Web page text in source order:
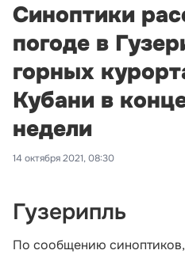
Синоптики
погоде в
горных
Кубани в
недели
14 октября 2021, 08:30
Гузерипль
По сообщению синоптиков,